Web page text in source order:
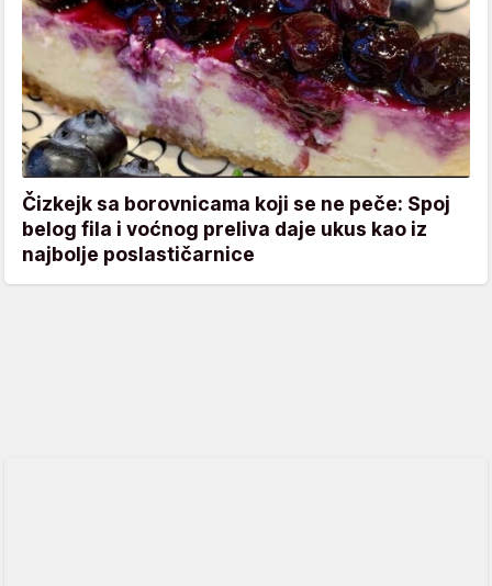
Čizkejk sa borovnicama koji se ne peče: Spoj
belog fila i voćnog preliva daje ukus kao iz
najbolje poslastičarnice